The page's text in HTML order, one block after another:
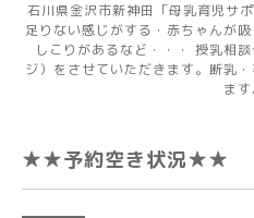
石川県金沢市新神田「母乳育児サ
足りない感じがする・赤ちゃんが
しこりがあるなど・・・ 授乳相
ジ）をさせていただきます。断乳
ます
★★予約空き状況★★